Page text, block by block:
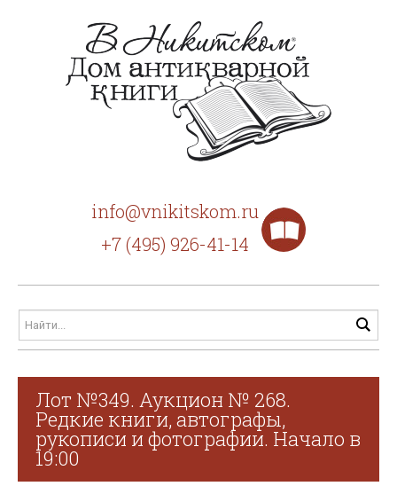
info@vnikitskom.ru
+7 (495) 926-41-14
Лот №349. Аукцион № 268.
Редкие книги, автографы,
рукописи и фотографии. Начало в
19:00